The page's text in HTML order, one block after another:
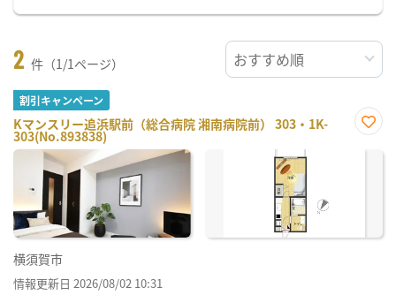
2 件（1/1ページ）
割引キャンペーン
Kマンスリー追浜駅前（総合病院 湘南病院前） 303・1K-
303(No.893838)
に入
横須賀市
情報更新日 2026/08/02 10:31